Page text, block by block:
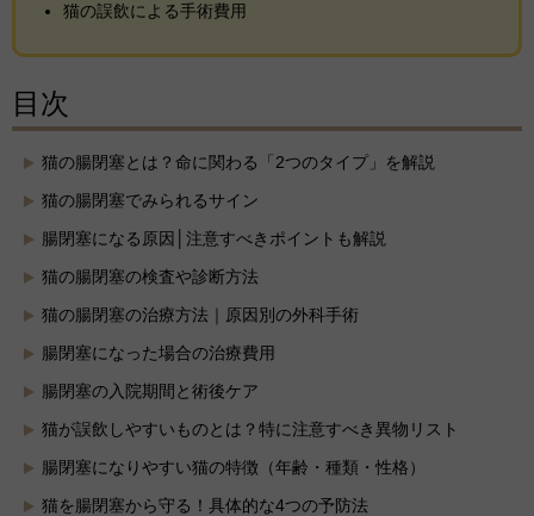
猫の誤飲による手術費用
目次
猫の腸閉塞とは？命に関わる「2つのタイプ」を解説
猫の腸閉塞でみられるサイン
腸閉塞になる原因│注意すべきポイントも解説
猫の腸閉塞の検査や診断方法
猫の腸閉塞の治療方法｜原因別の外科手術
腸閉塞になった場合の治療費用
腸閉塞の入院期間と術後ケア
猫が誤飲しやすいものとは？特に注意すべき異物リスト
腸閉塞になりやすい猫の特徴（年齢・種類・性格）
猫を腸閉塞から守る！具体的な4つの予防法